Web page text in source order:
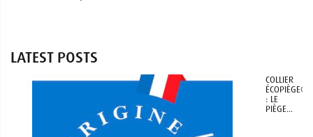
LATEST POSTS
COLLIER
ÉCOPIÈGE®
: LE
PIÈGE...